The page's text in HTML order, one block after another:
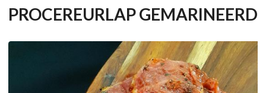
PROCEREURLAP GEMARINEERD